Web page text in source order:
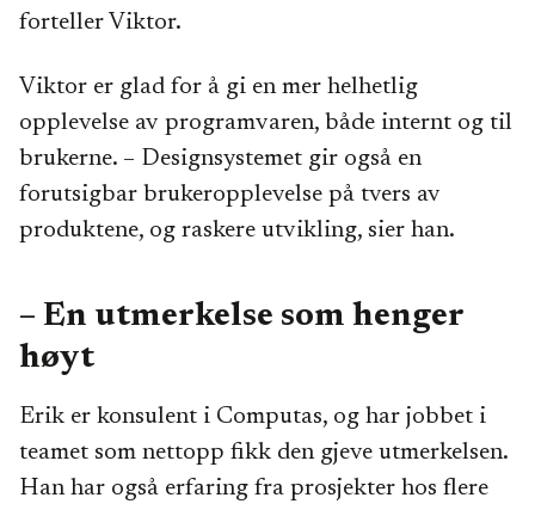
forteller Viktor.
Viktor er glad for å gi en mer helhetlig
opplevelse av programvaren, både internt og til
brukerne. – Designsystemet gir også en
forutsigbar brukeropplevelse på tvers av
produktene, og raskere utvikling, sier han.
– En utmerkelse som henger
høyt
Erik er konsulent i Computas, og har jobbet i
teamet som nettopp fikk den gjeve utmerkelsen.
Han har også erfaring fra prosjekter hos flere